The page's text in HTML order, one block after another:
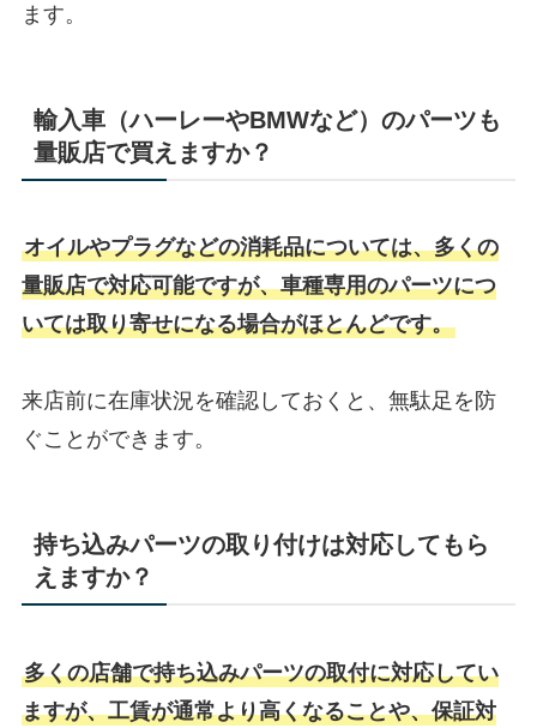
ます。
輸入車（ハーレーやBMWなど）のパーツも
量販店で買えますか？
オイルやプラグなどの消耗品については、多くの
量販店で対応可能ですが、車種専用のパーツにつ
いては取り寄せになる場合がほとんどです。
来店前に在庫状況を確認しておくと、無駄足を防
ぐことができます。
持ち込みパーツの取り付けは対応してもら
えますか？
多くの店舗で持ち込みパーツの取付に対応してい
ますが、工賃が通常より高くなることや、保証対